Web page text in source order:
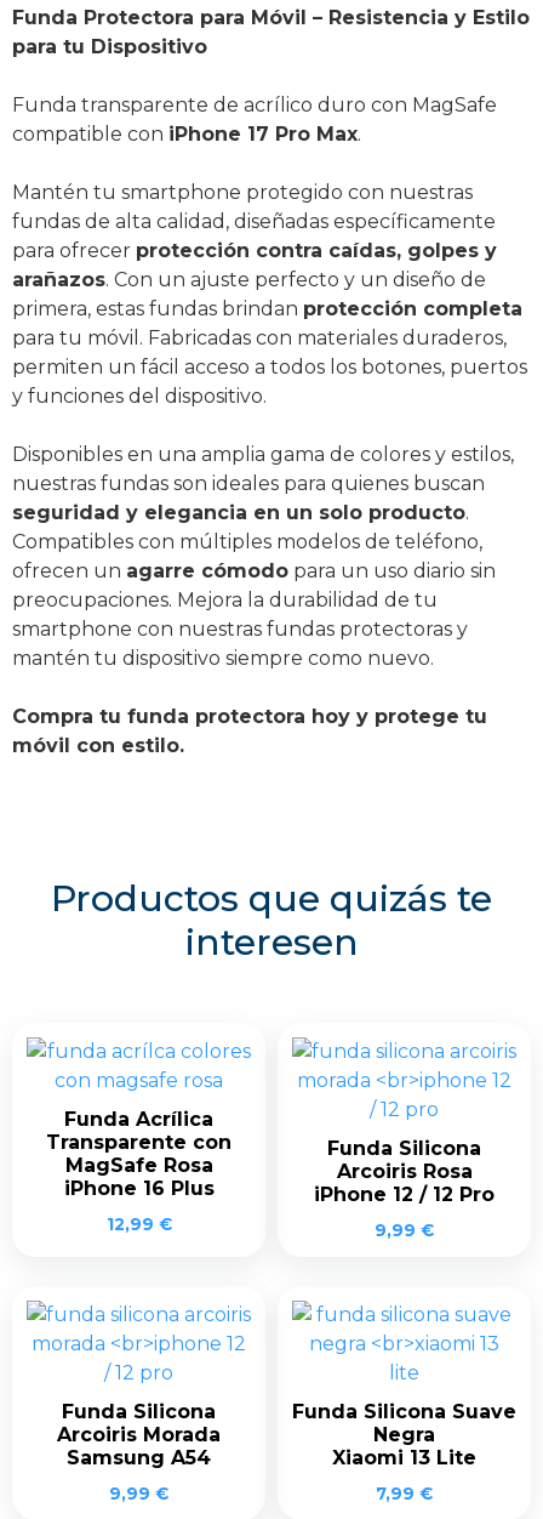
Max
cantidad
Funda Protectora para Móvil – Resistencia y Estilo
para tu Dispositivo
Funda transparente de acrílico duro con MagSafe
compatible con iPhone 17 Pro Max.
Mantén tu smartphone protegido con nuestras
fundas de alta calidad, diseñadas específicamente
para ofrecer protección contra caídas, golpes y
arañazos. Con un ajuste perfecto y un diseño de
primera, estas fundas brindan protección completa
para tu móvil. Fabricadas con materiales duraderos,
permiten un fácil acceso a todos los botones, puertos
y funciones del dispositivo.
Disponibles en una amplia gama de colores y estilos,
nuestras fundas son ideales para quienes buscan
seguridad y elegancia en un solo producto.
Compatibles con múltiples modelos de teléfono,
ofrecen un agarre cómodo para un uso diario sin
preocupaciones. Mejora la durabilidad de tu
smartphone con nuestras fundas protectoras y
mantén tu dispositivo siempre como nuevo.
Compra tu funda protectora hoy y protege tu
móvil con estilo.
Productos que quizás te
interesen
Funda Acrílica
Transparente con
MagSafe Rosa
iPhone 16 Plus
12,99 €
Funda Silicona
Arcoiris Rosa
iPhone 12 / 12 Pro
9,99 €
Funda Silicona
Arcoiris Morada
Samsung A54
9,99 €
Funda Silicona Suave
Negra
Xiaomi 13 Lite
7,99 €